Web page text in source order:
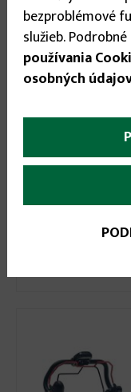
Akumulátorová
bezproblémové
služieb.
používania
osobných